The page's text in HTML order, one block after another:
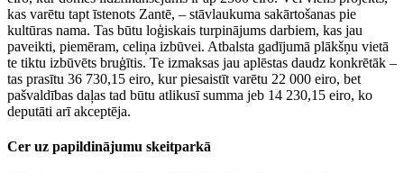
kas varētu tapt īstenots Zantē, – stāvlaukuma sakārtošanas pie
kultūras nama. Tas būtu loģiskais turpinājums darbiem, kas jau
paveikti, piemēram, celiņa izbūvei. Atbalsta gadījumā plākšņu vietā
te tiktu izbūvēts bruģītis. Te izmaksas jau aplēstas daudz konkrētāk –
tas prasītu 36 730,15 eiro, kur piesaistīt varētu 22 000 eiro, bet
pašvaldības daļas tad būtu atlikusī summa jeb 14 230,15 eiro, ko
deputāti arī akceptēja.
Cer uz papildinājumu skeitparkā